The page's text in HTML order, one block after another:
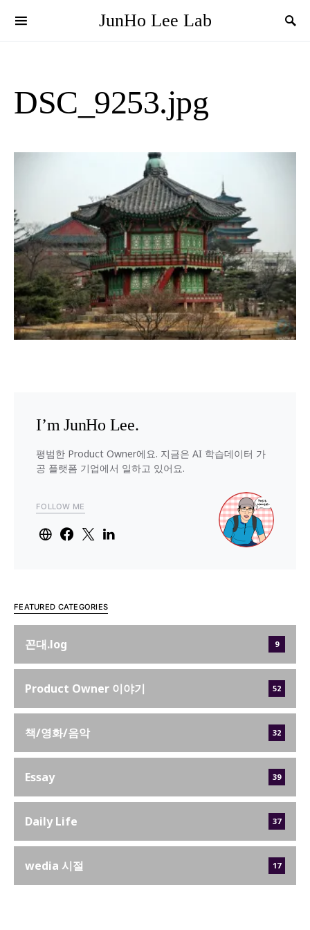
JunHo Lee Lab
DSC_9253.jpg
I’m JunHo Lee.
평범한 Product Owner에요. 지금은 AI 학습데이터 가
공 플랫폼 기업에서 일하고 있어요.
FOLLOW ME
FEATURED CATEGORIES
꼰대.log 9
Product Owner 이야기 52
책/영화/음악 32
Essay 39
Daily Life 37
wedia 시절 17